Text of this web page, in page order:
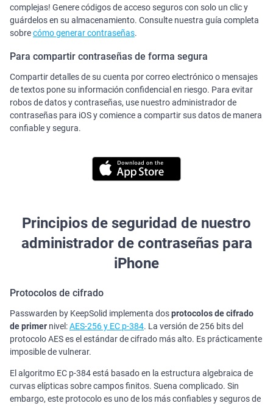
complejas! Genere códigos de acceso seguros con solo un clic y
guárdelos en su almacenamiento. Consulte nuestra guía completa
sobrecómo generar contraseñas.
Para compartir contraseñas de forma segura
Compartir detalles de su cuenta por correo electrónico o mensajes
de textos pone su información confidencial en riesgo. Para evitar
robos de datos y contraseñas, use nuestro administrador de
contraseñas para iOS y comience a compartir sus datos de manera
confiable y segura.
Principios de seguridad de nuestro
administrador de contraseñas para
iPhone
Protocolos de cifrado
Passwarden by KeepSolid implementa dosprotocolos de cifrado
de primer nivel:AES-256 y ЕС р-384. La versión de 256 bits del
protocolo AES es el estándar de cifrado más alto. Es prácticamente
imposible de vulnerar.
El algoritmo ЕС р-384 está basado en la estructura algebraica de
curvas elípticas sobre campos finitos. Suena complicado. Sin
embargo, este protocolo es uno de los más confiables y seguros de